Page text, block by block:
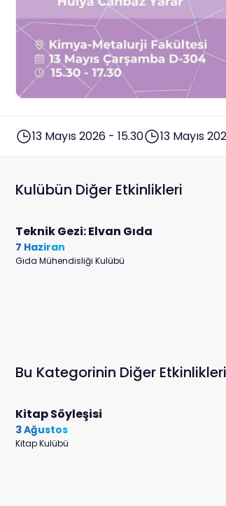
13 Mayıs 2026 - 15.30 13 Mayıs
Kulübün Diğer Etkinlikleri
Teknik Gezi: Elvan Gıda
7 Haziran
Gıda Mühendisliği Kulübü
Bu Kategorinin Diğer Etkinlikleri
Kitap Söyleşisi
3 Ağustos
Kitap Kulübü